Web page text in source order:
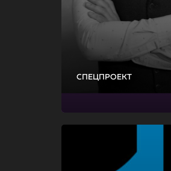
СПЕЦПРОЕКТ